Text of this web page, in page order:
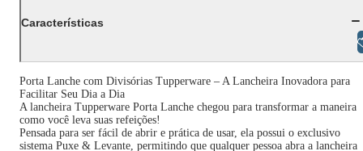
Características
Porta Lanche com Divisórias Tupperware – A Lancheira Inovadora para
Facilitar Seu Dia a Dia
A lancheira Tupperware Porta Lanche chegou para transformar a maneira
como você leva suas refeições!
Pensada para ser fácil de abrir e prática de usar, ela possui o exclusivo
sistema Puxe & Levante, permitindo que qualquer pessoa abra a lancheira